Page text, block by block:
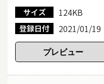
サイズ
124KB
登録日付 2021/01/19